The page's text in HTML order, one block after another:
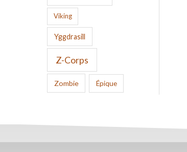
Viking
Yggdrasill
Z-Corps
Zombie Épique